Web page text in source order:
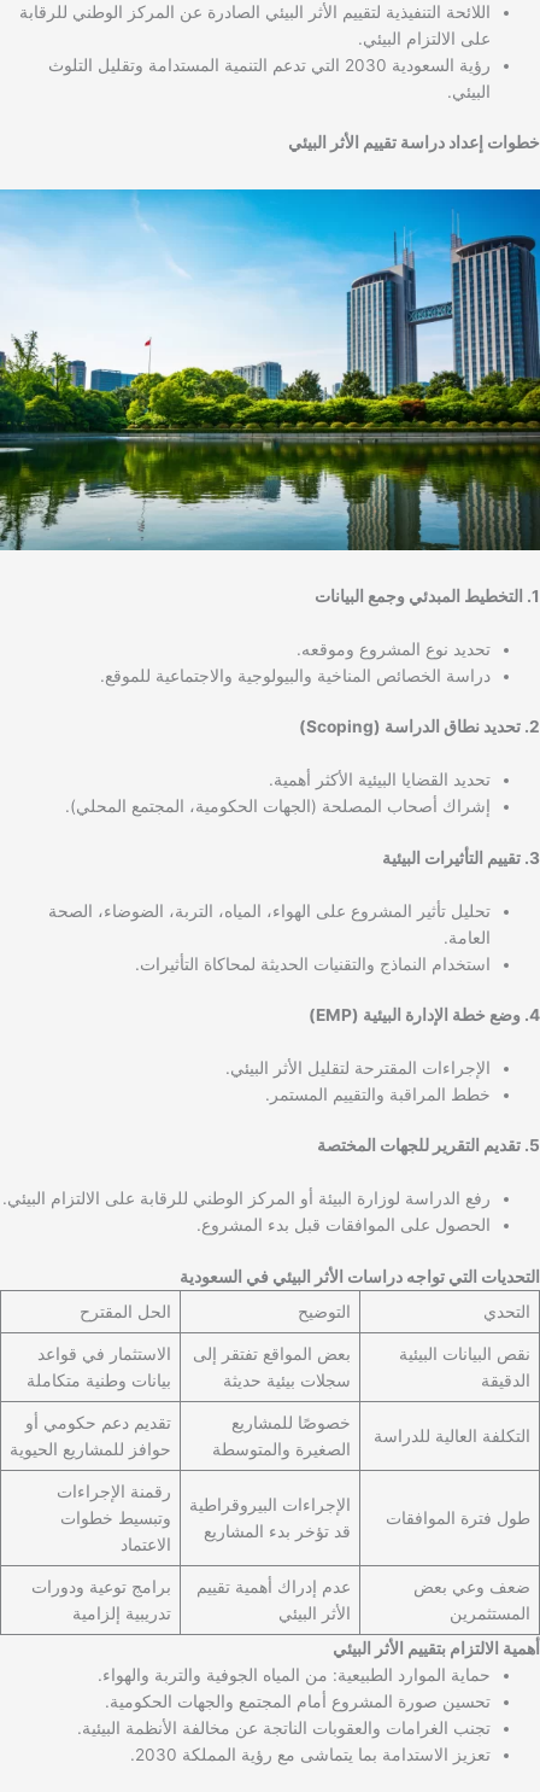
اللائحة التنفيذية لتقييم الأثر البيئي الصادرة عن المركز الوطني للرقابة
على الالتزام البيئي.
رؤية السعودية 2030 التي تدعم التنمية المستدامة وتقليل التلوث
البيئي.
خطوات إعداد دراسة تقييم الأثر البيئي
1. التخطيط المبدئي وجمع البيانات
تحديد نوع المشروع وموقعه.
دراسة الخصائص المناخية والبيولوجية والاجتماعية للموقع.
2. تحديد نطاق الدراسة (Scoping)
تحديد القضايا البيئية الأكثر أهمية.
إشراك أصحاب المصلحة (الجهات الحكومية، المجتمع المحلي).
3. تقييم التأثيرات البيئية
تحليل تأثير المشروع على الهواء، المياه، التربة، الضوضاء، الصحة
العامة.
استخدام النماذج والتقنيات الحديثة لمحاكاة التأثيرات.
4. وضع خطة الإدارة البيئية (EMP)
الإجراءات المقترحة لتقليل الأثر البيئي.
خطط المراقبة والتقييم المستمر.
5. تقديم التقرير للجهات المختصة
رفع الدراسة لوزارة البيئة أو المركز الوطني للرقابة على الالتزام البيئي.
الحصول على الموافقات قبل بدء المشروع.
التحديات التي تواجه دراسات الأثر البيئي في السعودية
التحدي
التوضيح الحل المقترح
نقص البيانات البيئية
الدقيقة
بعض المواقع تفتقر إلى
سجلات بيئية حديثة
الاستثمار في قواعد
بيانات وطنية متكاملة
التكلفة العالية للدراسة
خصوصًا للمشاريع
الصغيرة والمتوسطة
تقديم دعم حكومي أو
حوافز للمشاريع الحيوية
طول فترة الموافقات
الإجراءات البيروقراطية
قد تؤخر بدء المشاريع
رقمنة الإجراءات
وتبسيط خطوات
الاعتماد
ضعف وعي بعض
المستثمرين
عدم إدراك أهمية تقييم
الأثر البيئي
برامج توعية ودورات
تدريبية إلزامية
أهمية الالتزام بتقييم الأثر البيئي
حماية الموارد الطبيعية: من المياه الجوفية والتربة والهواء.
تحسين صورة المشروع أمام المجتمع والجهات الحكومية.
تجنب الغرامات والعقوبات الناتجة عن مخالفة الأنظمة البيئية.
تعزيز الاستدامة بما يتماشى مع رؤية المملكة 2030.